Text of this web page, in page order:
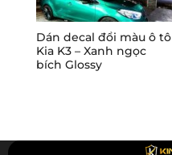
Dán decal đổi màu ô tô
Kia K3 – Xanh ngọc
bích Glossy